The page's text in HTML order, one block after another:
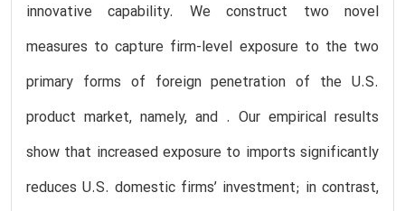
innovative capability. We construct two novel
measures to capture firm-level exposure to the two
primary forms of foreign penetration of the U.S.
product market, namely, and . Our empirical results
show that increased exposure to imports significantly
reduces U.S. domestic firms’ investment; in contrast,